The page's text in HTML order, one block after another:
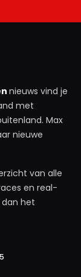
nieuws vind je
met
Max
nieuwe
van alle
en real-
dan het